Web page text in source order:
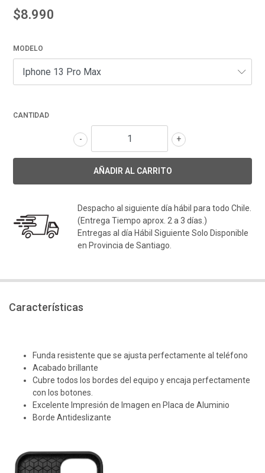
$8.990
MODELO
CANTIDAD
+
-
Despacho al siguiente día hábil para todo Chile.
(Entrega Tiempo aprox. 2 a 3 días.)
Entregas al día Hábil Siguiente Solo Disponible
en Provincia de Santiago.
Características
Funda resistente que se ajusta perfectamente al teléfono
Acabado brillante
Cubre todos los bordes del equipo y encaja perfectamente
con los botones.
Excelente Impresión de Imagen en Placa de Aluminio
Borde Antideslizante